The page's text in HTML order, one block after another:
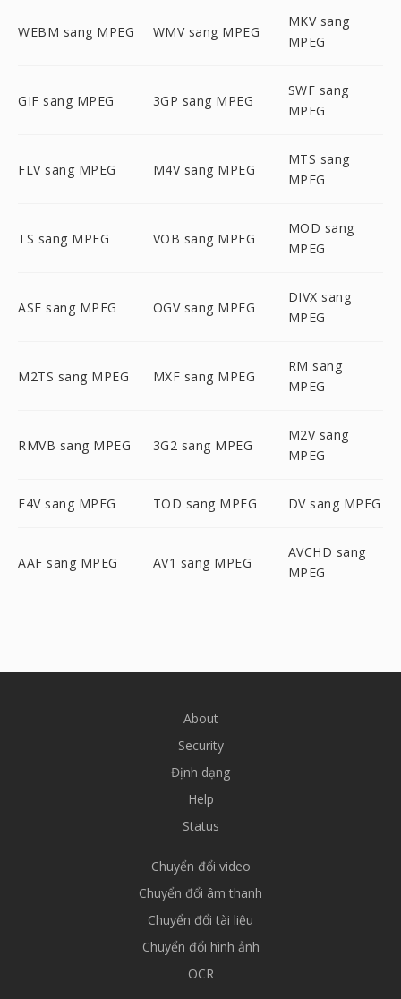
WEBM sang MPEG WMV sang MPEG
MKV sang
MPEG
GIF sang MPEG 3GP sang MPEG
SWF sang
MPEG
FLV sang MPEG M4V sang MPEG
MTS sang
MPEG
TS sang MPEG VOB sang MPEG
MOD sang
MPEG
ASF sang MPEG OGV sang MPEG
DIVX sang
MPEG
M2TS sang MPEG MXF sang MPEG
RM sang
MPEG
RMVB sang MPEG 3G2 sang MPEG
M2V sang
MPEG
F4V sang MPEG TOD sang MPEG DV sang MPEG
AAF sang MPEG AV1 sang MPEG
AVCHD sang
MPEG
About
Security
Định dạng
Help
Status
Chuyển đổi video
Chuyển đổi âm thanh
Chuyển đổi tài liệu
Chuyển đổi hình ảnh
OCR